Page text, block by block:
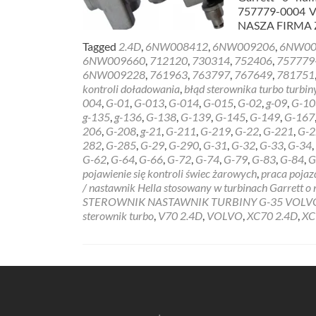
757779-0004
NASZA FIRMA
Tagged 2.4D, 6NW008412, 6NW009206,
6NW009660, 712120, 730314, 752406,
6NW009228, 761963, 763797, 767649, 781751,
kontroli doładowania, błąd sterownika turbo
004, G-01, G-013, G-014, G-015, G-02, g-09, G-
g-135, g-136, G-138, G-139, G-145, G-149, G-167,
206, G-208, g-21, G-211, G-219, G-22, G-221, G-
282, G-285, G-29, G-290, G-31, G-32, G-33, G-34,
G-62, G-64, G-66, G-72, G-74, G-79, G-83, G-84,
pojawienie się kontroli świec żarowych,praca
/ nastawnik Hella stosowany w turbinach Garrett
STEROWNIK NASTAWNIK TURBINY G-35
sterownik turbo, V70 2.4D, VOLVO,XC70 2.4D,